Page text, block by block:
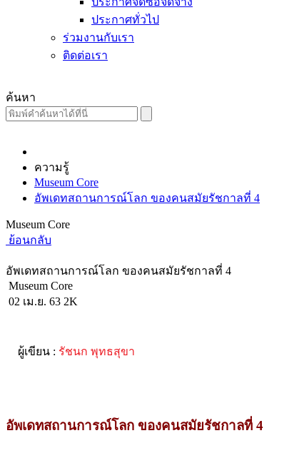
ประกาศทั่วไป
ร่วมงานกับเรา
ติดต่อเรา
ค้นหา
ความรู้
Museum Core
อัพเดทสถานการณ์โลก ของคนสมัยรัชกาลที่ 4
Museum Core
ย้อนกลับ
อัพเดทสถานการณ์โลก ของคนสมัยรัชกาลที่ 4
Museum Core
02 เม.ย. 63 2K
ผู้เขียน : รัชนก พุทธสุขา
อัพเดทสถานการณ์โลก ของคนสมัยรัชกาลที่ 4